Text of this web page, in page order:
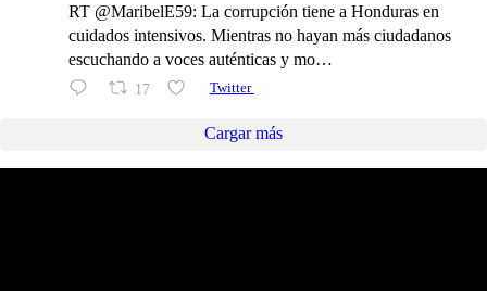
RT @MaribelE59: La corrupción tiene a Honduras en
cuidados intensivos. Mientras no hayan más ciudadanos
escuchando a voces auténticas y mo…
17 Twitter
Cargar más